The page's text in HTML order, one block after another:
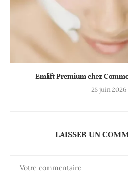
Emlift Premium chez
25 juin 2026
LAISSER UN